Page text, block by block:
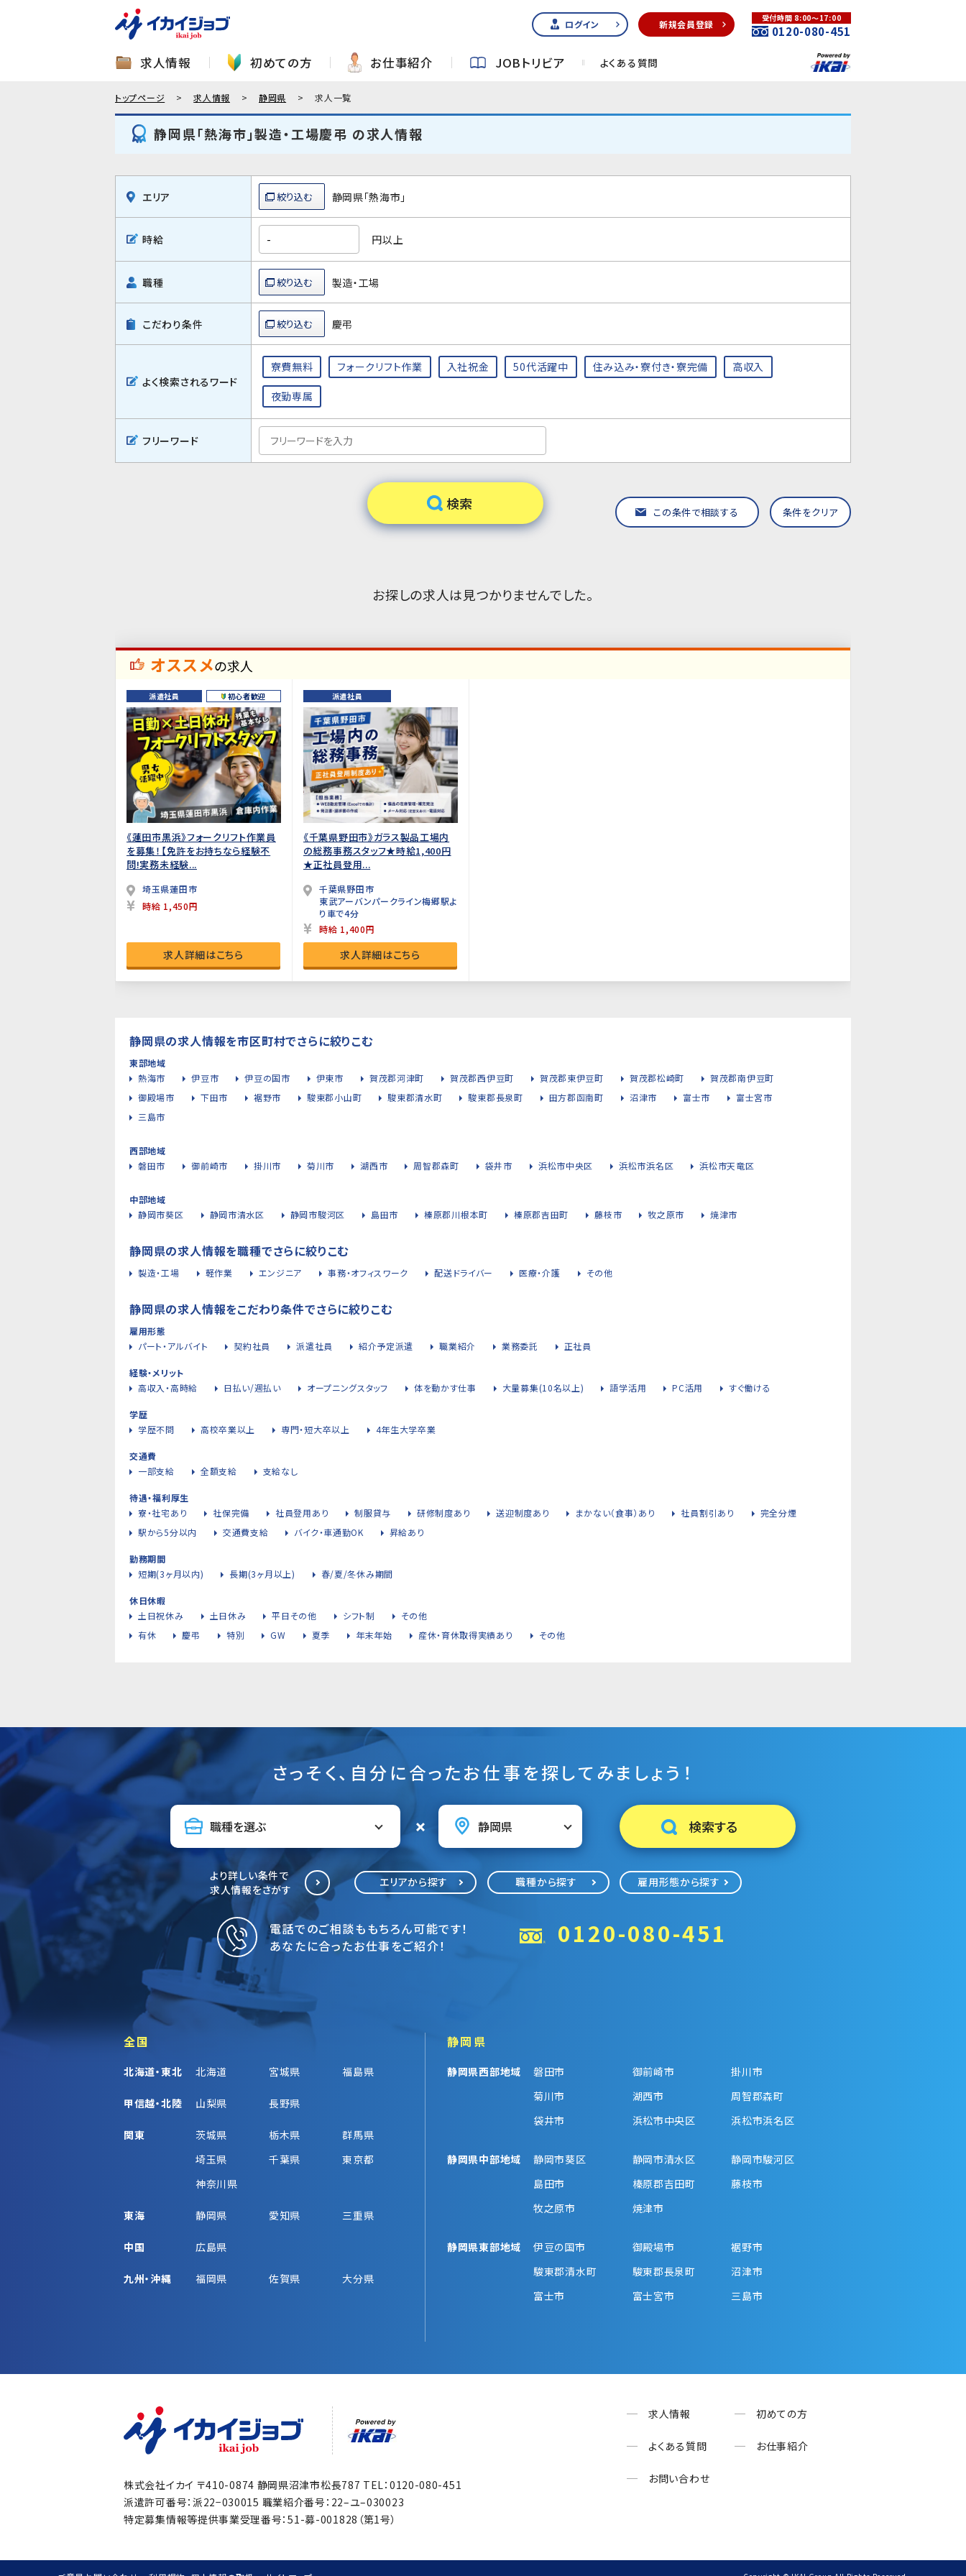
ログイン 新規会員登録
受付時間 8:00～17:00
0120-080-451
求人情報 初めての方 お仕事紹介 JOBトリビア よくある質問
トップページ 求人情報 静岡県 求人一覧
静岡県「熱海市」製造・工場慶弔 の求人情報
エリア 静岡県「熱海市」
時給 円以上
職種 製造・工場
こだわり条件 慶弔
よく検索されるワード
寮費無料 フォークリフト作業 入社祝金 50代活躍中 住み込み・寮付き・寮完備 高収入
夜勤専属
フリーワード
この条件で相談する 条件をクリア
お探しの求人は見つかりませんでした。
オススメの求人
派遣社員 初心者歓迎
《蓮田市黒浜》フォークリフト作業員
を募集！【免許をお持ちなら経験不
問!実務未経験...
埼玉県蓮田市
時給 1,450円
求人詳細はこちら
派遣社員
《千葉県野田市》ガラス製品工場内
の総務事務スタッフ★時給1,400円
★正社員登用...
千葉県野田市
東武アーバンパークライン梅郷駅よ
り車で4分
時給 1,400円
求人詳細はこちら
静岡県の求人情報を市区町村でさらに絞りこむ
東部地域
熱海市
伊豆市 伊豆の国市 伊東市 賀茂郡河津町 賀茂郡西伊豆町 賀茂郡東伊豆町 賀茂郡松崎町
賀茂郡南伊豆町
御殿場市
下田市 裾野市 駿東郡小山町 駿東郡清水町 駿東郡長泉町 田方郡函南町 沼津市 富士市
富士宮市
三島市
西部地域
磐田市
御前崎市 掛川市 菊川市 湖西市 周智郡森町 袋井市 浜松市中央区 浜松市浜名区 浜松市天竜区
中部地域
静岡市葵区
静岡市清水区 静岡市駿河区 島田市 榛原郡川根本町 榛原郡吉田町 藤枝市 牧之原市 焼津市
静岡県の求人情報を職種でさらに絞りこむ
製造・工場 軽作業 エンジニア 事務・オフィスワーク 配送ドライバー 医療・介護 その他
静岡県の求人情報をこだわり条件でさらに絞りこむ
雇用形態
パート・アルバイト
契約社員 派遣社員 紹介予定派遣 職業紹介 業務委託 正社員
経験・メリット
高収入・高時給
日払い/週払い オープニングスタッフ 体を動かす仕事 大量募集(10名以上) 語学活用 PC活用 すぐ働ける
学歴
学歴不問
高校卒業以上 専門・短大卒以上 4年生大学卒業
交通費
一部支給
全額支給 支給なし
待遇・福利厚生
寮・社宅あり
社保完備 社員登用あり 制服貸与 研修制度あり 送迎制度あり まかない（食事）あり 社員割引あり
完全分煙
駅から5分以内
交通費支給 バイク・車通勤OK 昇給あり
勤務期間
短期(3ヶ月以内)
長期(3ヶ月以上) 春/夏/冬休み期間
休日休暇
土日祝休み
土日休み 平日その他 シフト制
その他
有休
慶弔 特別 GW 夏季 年末年始 産休・育休取得実績あり その他
さっそく、自分に合ったお仕事を探してみましょう！
より詳しい条件で
求人情報をさがす
エリアから探す 職種から探す 雇用形態から探す
電話でのご相談ももちろん可能です！
あなたに合ったお仕事をご紹介！
0120-080-451
全国
北海道・東北 北海道 宮城県 福島県
甲信越・北陸 山梨県 長野県
関東 茨城県 栃木県
群馬県
埼玉県
千葉県
東京都
神奈川県
東海 静岡県 愛知県 三重県
中国 広島県
九州・沖縄 福岡県 佐賀県 大分県
静岡県
静岡県西部地域 磐田市 御前崎市
掛川市
菊川市
湖西市
周智郡森町
袋井市
浜松市中央区 浜松市浜名区
静岡県中部地域 静岡市葵区 静岡市清水区
静岡市駿河区
島田市
榛原郡吉田町
藤枝市
牧之原市
焼津市
静岡県東部地域 伊豆の国市 御殿場市
裾野市
駿東郡清水町
駿東郡長泉町
沼津市
富士市
富士宮市 三島市
株式会社イカイ 〒410-0874 静岡県沼津市松長787 TEL：0120-080-451
派遣許可番号：派22−030015 職業紹介番号：22–ユ–030023
特定募集情報等提供事業受理番号：51-募-001828（第1号）
求人情報 初めての方
よくある質問 お仕事紹介
お問い合わせ